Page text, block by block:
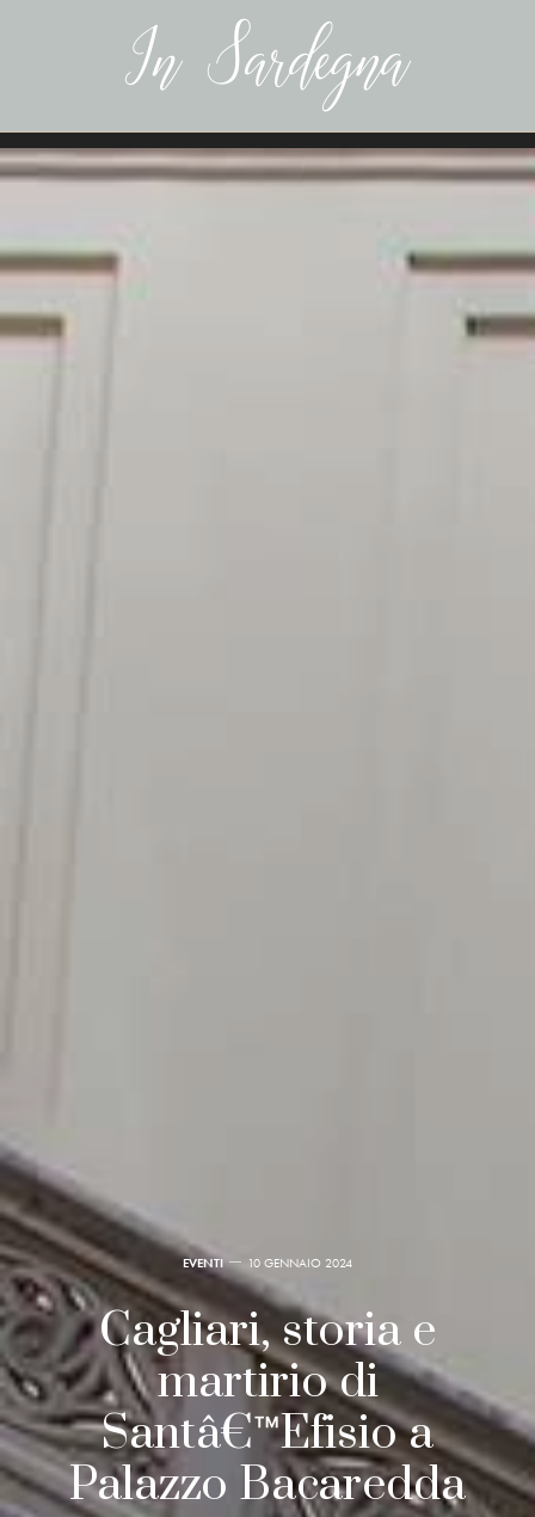
EVENTI 10 GENNAIO 2024
Cagliari, storia e
martirio di
Santâ€™Efisio a
Palazzo Bacaredda